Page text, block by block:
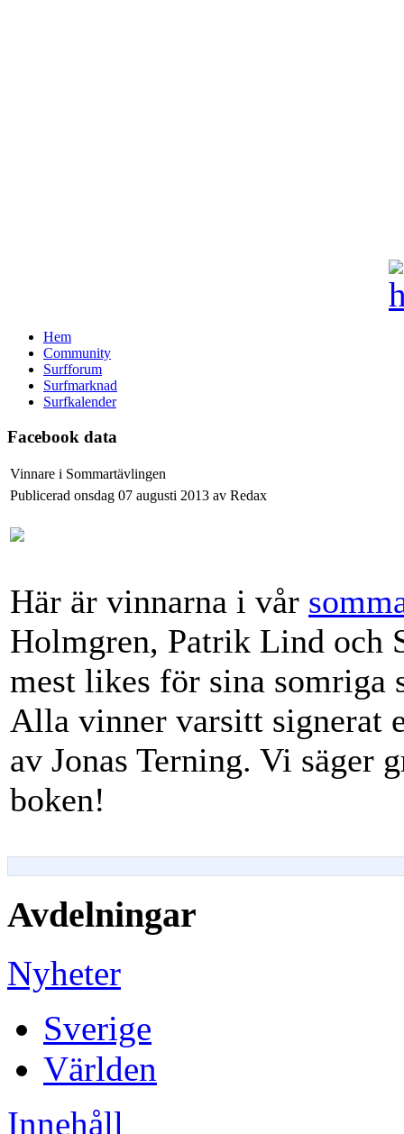
Hem
Community
Surfforum
Surfmarknad
Surfkalender
Facebook data
Vinnare i Sommartävlingen
Publicerad onsdag 07 augusti 2013 av Redax
Här är vinnarna i vår
Holmgren, Patrik Lind och
mest likes för sina
Alla vinner varsitt signerat
av Jonas Terning. Vi säger
boken!
Avdelningar
Nyheter
Sverige
Världen
Innehåll